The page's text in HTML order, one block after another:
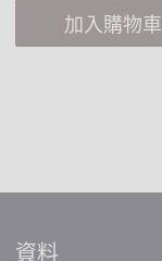
加入購物車
資料